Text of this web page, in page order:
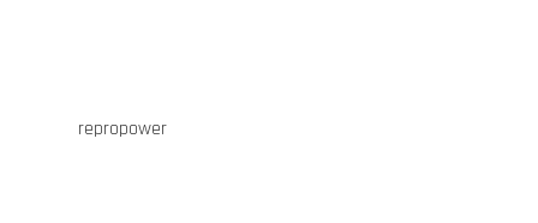
repropower